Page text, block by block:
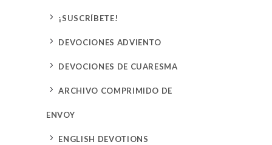
5 ¡SUSCRÍBETE!
5 DEVOCIONES ADVIENTO
5 DEVOCIONES DE CUARESMA
5 ARCHIVO COMPRIMIDO DE
ENVOY
5 ENGLISH DEVOTIONS